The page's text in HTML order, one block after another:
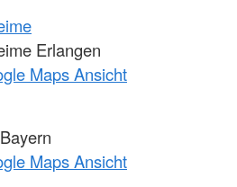
Erlangen
Maps Ansicht
Maps Ansicht